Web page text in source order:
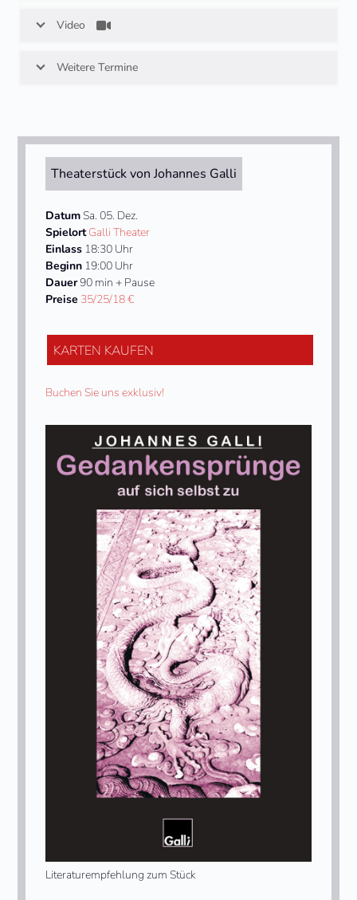
Video
Weitere Termine
Theaterstück von Johannes Galli
DatumSa. 05. Dez.
SpielortGalli Theater
Einlass 18:30 Uhr
Beginn 19:00 Uhr
Dauer90 min + Pause
Preise 35/25/18 €
KARTEN KAUFEN
Buchen Sie uns exklusiv!
Literaturempfehlung zum Stück